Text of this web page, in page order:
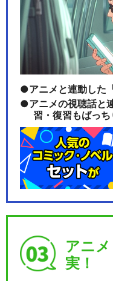
アニメと連動した
アニメの視聴話と
習・復習もばっち
アニ
実！